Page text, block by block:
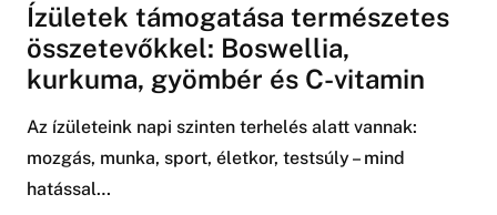
Ízületek támogatása természetes
összetevőkkel: Boswellia,
kurkuma, gyömbér és C-vitamin
Az ízületeink napi szinten terhelés alatt vannak:
mozgás, munka, sport, életkor, testsúly – mind
hatással…